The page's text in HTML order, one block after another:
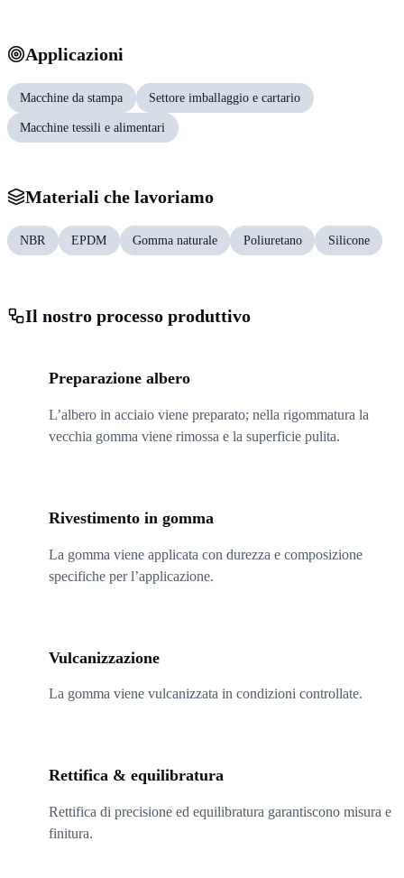
Applicazioni
Macchine da stampa Settore imballaggio e cartario
Macchine tessili e alimentari
Materiali che lavoriamo
NBR EPDM Gomma naturale Poliuretano Silicone
Il nostro processo produttivo
Preparazione albero
L’albero in acciaio viene preparato; nella rigommatura la
vecchia gomma viene rimossa e la superficie pulita.
Rivestimento in gomma
La gomma viene applicata con durezza e composizione
specifiche per l’applicazione.
Vulcanizzazione
La gomma viene vulcanizzata in condizioni controllate.
Rettifica & equilibratura
Rettifica di precisione ed equilibratura garantiscono misura e
finitura.